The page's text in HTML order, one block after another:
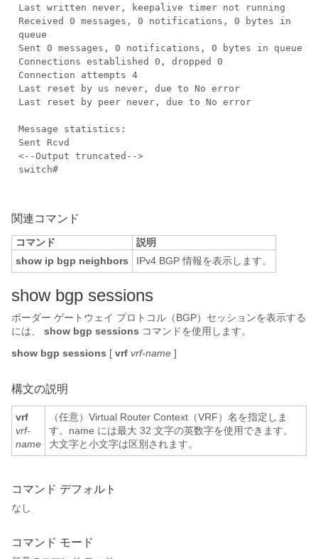
Last written never, keepalive timer not running
Received 0 messages, 0 notifications, 0 bytes in
queue
Sent 0 messages, 0 notifications, 0 bytes in queue
Connections established 0, dropped 0
Connection attempts 4
Last reset by us never, due to No error
Last reset by peer never, due to No error
Message statistics:
Sent Rcvd
<--Output truncated-->
switch#
関連コマンド
コマンド
説明
show ip bgp neighbors
IPv4 BGP 情報を表示します。
show bgp sessions
ボーダー ゲートウェイ プロトコル（BGP）セッションを表示する
には、
show bgp sessions コマンドを使用します。
show bgp sessions [ vrf vrf-name ]
構文の説明
vrf
vrf-
name
（任意）Virtual Router Context（VRF）名を指定しま
す。name には最大 32 文字の英数字を使用できます。
大文字と小文字は区別されます。
コマンド デフォルト
なし
コマンド モード